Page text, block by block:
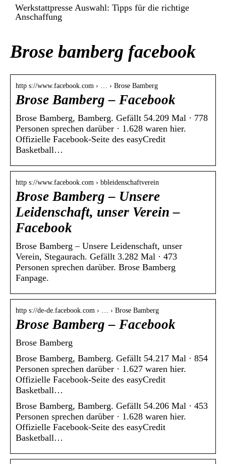
Werkstattpresse Auswahl: Tipps für die richtige
Anschaffung
Brose bamberg facebook
http s://www.facebook.com › … › Brose Bamberg
Brose Bamberg – Facebook
Brose Bamberg, Bamberg. Gefällt 54.209 Mal · 778
Personen sprechen darüber · 1.628 waren hier.
Offizielle Facebook-Seite des easyCredit
Basketball…
http s://www.facebook.com › bbleidenschaftverein
Brose Bamberg – Unsere
Leidenschaft, unser Verein –
Facebook
Brose Bamberg – Unsere Leidenschaft, unser
Verein, Stegaurach. Gefällt 3.282 Mal · 473
Personen sprechen darüber. Brose Bamberg
Fanpage.
http s://de-de.facebook.com › … › Brose Bamberg
Brose Bamberg – Facebook
Brose Bamberg
Brose Bamberg, Bamberg. Gefällt 54.217 Mal · 854
Personen sprechen darüber · 1.627 waren hier.
Offizielle Facebook-Seite des easyCredit
Basketball…
Brose Bamberg, Bamberg. Gefällt 54.206 Mal · 453
Personen sprechen darüber · 1.628 waren hier.
Offizielle Facebook-Seite des easyCredit
Basketball…